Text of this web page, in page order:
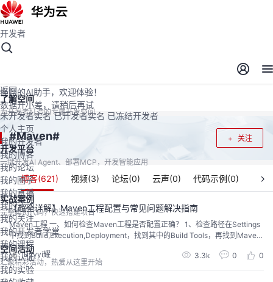
开发者空间
开发者空间
了解空间
为开发者打造的专属开发空间
开发平台
一键开发AI Agent、部署MCP，开发智能应用
实战案例
完整案例代码，快速搭建项目
空间活动
汇聚精彩活动，热爱从这里开始
开发者
返回
未开发者实名 已开发者实名 已冻结开发者
个人主页
我的开发者
我的博客
我的论坛
我的圈子
我的直播
我的活动
我的关注
我的开发者学堂
我的课程
我的认证
我的实验
懂您的AI助手，欢迎体验！
数据开小差，请稍后再试
关注
#Maven#
博客(621) 视频(3) 论坛(0) 云声(0) 代码示例(0)
【超全详解】Maven工程配置与常见问题解决指南
Maven工程 一、如何检查Maven工程是否配置正确？ 1、检查路径在Settings
中找到Build,Execution,Deployment，找到其中的Build Tools，再找到Mave
n，检查以下的三个路径是否配置完毕。 2、检查基本配置pom.xml中的maven.
compiler.source和maven.compiler.target都是8Project Structur...
Byyyi耀 3.3k 0 0